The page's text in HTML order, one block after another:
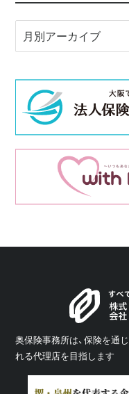
奥保険事務所は、保険を通
れる代理店を目指します